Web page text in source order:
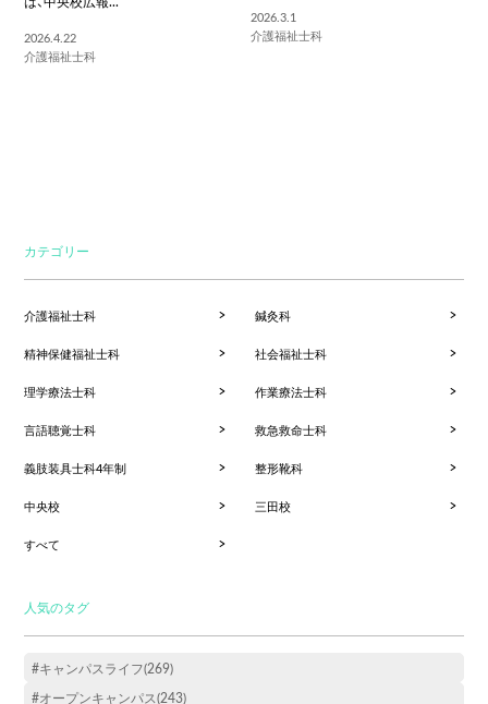
2026.4.22
介護福祉士科
2026.3.1
介護福祉士科
カテゴリー
介護福祉士科 鍼灸科
精神保健福祉士科 社会福祉士科
理学療法士科 作業療法士科
言語聴覚士科 救急救命士科
義肢装具士科4年制 整形靴科
中央校 三田校
すべて
人気のタグ
#キャンパスライフ(269)
#オープンキャンパス(243)